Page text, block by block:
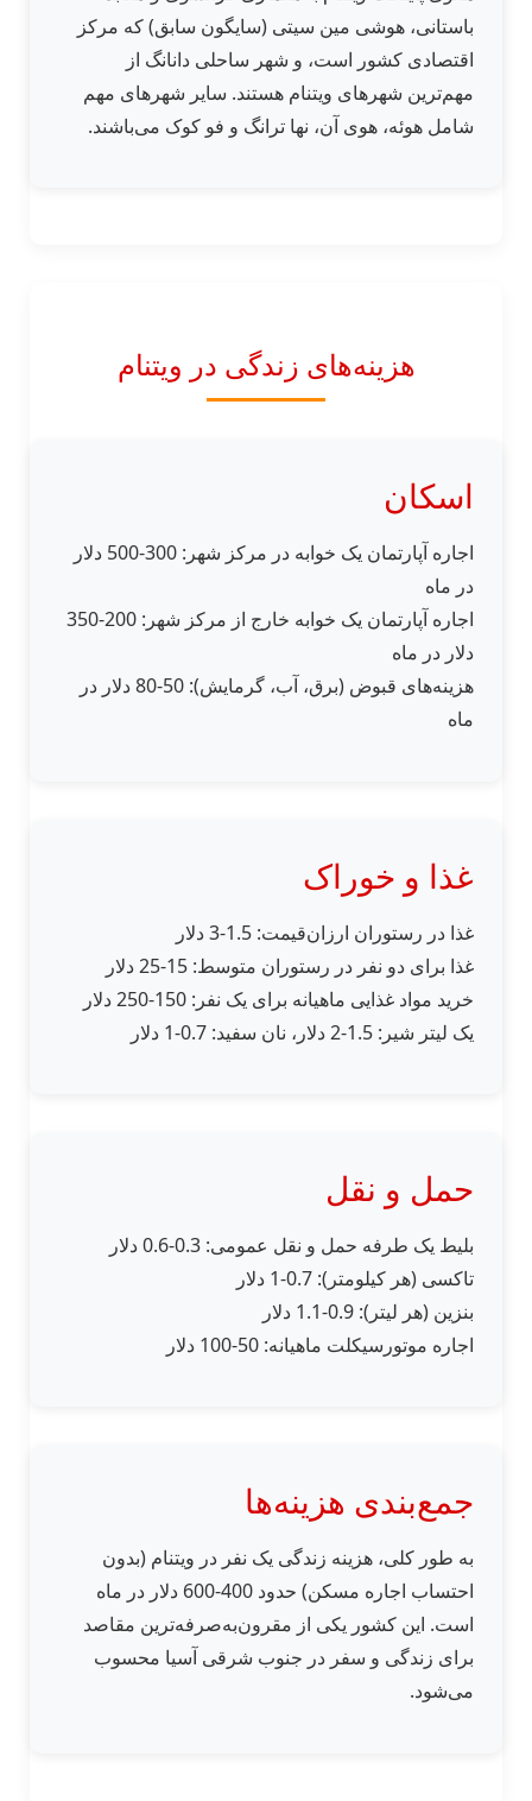
باستانی، هوشی مین سیتی (سایگون سابق) که مرکز
اقتصادی کشور است، و شهر ساحلی دانانگ از
مهم‌ترین شهرهای ویتنام هستند. سایر شهرهای مهم
شامل هوئه، هوی آن، نها ترانگ و فو کوک می‌باشند.
هزینه‌های زندگی در ویتنام
اسکان
اجاره آپارتمان یک خوابه در مرکز شهر: 300-500 دلار
در ماه
اجاره آپارتمان یک خوابه خارج از مرکز شهر: 200-350
دلار در ماه
هزینه‌های قبوض (برق، آب، گرمایش): 50-80 دلار در
ماه
غذا و خوراک
غذا در رستوران ارزان‌قیمت: 1.5-3 دلار
غذا برای دو نفر در رستوران متوسط: 15-25 دلار
خرید مواد غذایی ماهیانه برای یک نفر: 150-250 دلار
یک لیتر شیر: 1.5-2 دلار، نان سفید: 0.7-1 دلار
حمل و نقل
بلیط یک طرفه حمل و نقل عمومی: 0.3-0.6 دلار
تاکسی (هر کیلومتر): 0.7-1 دلار
بنزین (هر لیتر): 0.9-1.1 دلار
اجاره موتورسیکلت ماهیانه: 50-100 دلار
جمع‌بندی هزینه‌ها
به طور کلی، هزینه زندگی یک نفر در ویتنام (بدون
احتساب اجاره مسکن) حدود 400-600 دلار در ماه
است. این کشور یکی از مقرون‌به‌صرفه‌ترین مقاصد
برای زندگی و سفر در جنوب شرقی آسیا محسوب
می‌شود.